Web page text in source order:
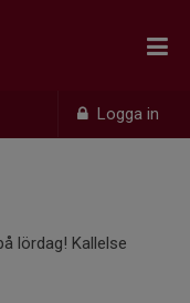
Logga in
lördag! Kallelse